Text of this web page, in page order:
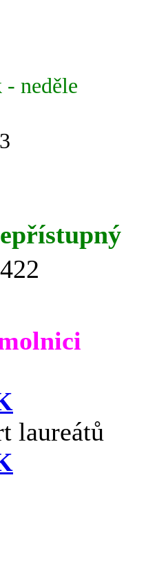
- neděle
laureátů